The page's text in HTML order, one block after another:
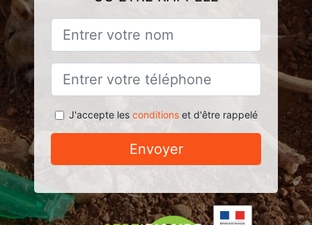
J'accepte les conditionset d'être rappelé
Envoyer